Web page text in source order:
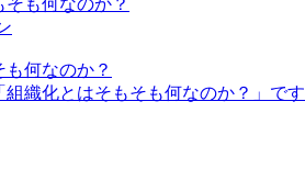
何なのか？
織化とはそもそも何なのか？」で